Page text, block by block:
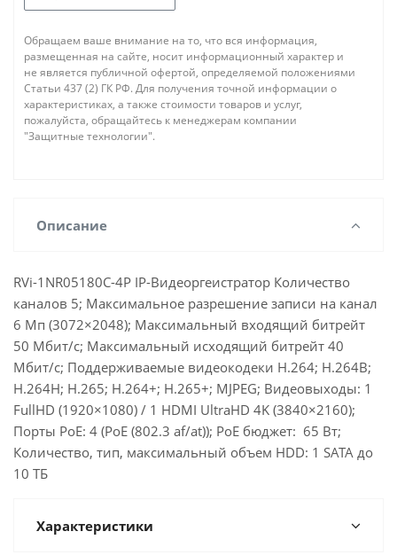
Обращаем ваше внимание на то, что вся информация,
размещенная на сайте, носит информационный характер и
не является публичной офертой, определяемой положениями
Статьи 437 (2) ГК РФ. Для получения точной информации о
характеристиках, а также стоимости товаров и услуг,
пожалуйста, обращайтесь к менеджерам компании
"Защитные технологии".
Описание
RVi-1NR05180C-4P IP-Видеоргеистратор Количество
каналов 5; Максимальное разрешение записи на канал
6 Мп (3072×2048); Максимальный входящий битрейт
50 Мбит/с; Максимальный исходящий битрейт 40
Мбит/с; Поддерживаемые видеокодеки H.264; H.264B;
H.264H; H.265; H.264+; H.265+; MJPEG; Видеовыходы: 1
FullHD (1920×1080) / 1 HDMI UltraHD 4K (3840×2160);
Порты PoE: 4 (PoE (802.3 af/at)); PoE бюджет: 65 Вт;
Количество, тип, максимальный объем HDD: 1 SATA до
10 ТБ
Характеристики